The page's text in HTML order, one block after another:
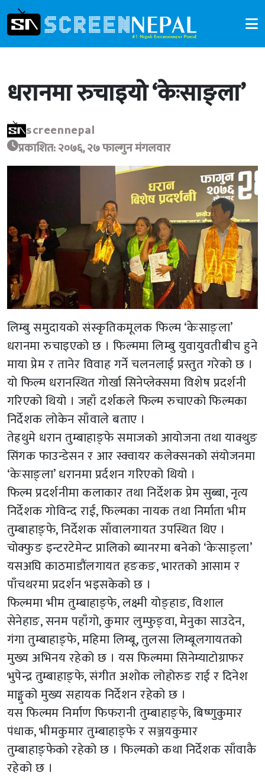
धरानमा रुचाइयो ‘केःसाङ्ला’
screennepal
प्रकाशित: २०७६, २७ फाल्गुन मंगलवार
लिम्बु समुदायको संस्कृतिकमूलक फिल्म ‘केःसाङ्ला’
धरानमा रुचाइएको छ । फिल्ममा लिम्बु युवायुवतीबीच हुने
माया प्रेम र तानेर विवाह गर्ने चलनलाई प्रस्तुत गरेको छ ।
यो फिल्म धरानस्थित गोर्खा सिनेप्लेक्समा विशेष प्रदर्शनी
गरिएको थियो । जहाँ दर्शकले फिल्म रुचाएको फिल्मका
निर्देशक लोकेन साँवाले बताए ।
तेह्रथुमे धरान तुम्बाहाङ्फे समाजको आयोजना तथा याक्थुङ
सिंगक फाउन्डेसन र आर स्क्वायर कलेक्सनको संयोजनमा
‘केःसाङ्ला’ धरानमा प्रर्दशन गरिएको थियो ।
फिल्म प्रदर्शनीमा कलाकार तथा निर्देशक प्रेम सुब्बा, नृत्य
निर्देशक गोविन्द राई, फिल्मका नायक तथा निर्माता भीम
तुम्बाहाङ्फे, निर्देशक साँवालगायत उपस्थित थिए ।
चोक्फुङ इन्टरटेमेन्ट प्रालिको ब्यानरमा बनेको ‘केःसाङ्ला’
यसअघि काठमाडौंलगायत हङकङ, भारतको आसाम र
पाँचथरमा प्रदर्शन भइसकेको छ ।
फिल्ममा भीम तुम्बाहाङ्फे, लक्ष्मी योङ्हाङ, विशाल
सेनेहाङ, सनम पहाँगो, कुमार लुम्फुङ्वा, मेनुका साउदेन,
गंगा तुम्बाहाङ्फे, महिमा लिम्बू, तुलसा लिम्बूलगायतको
मुख्य अभिनय रहेको छ । यस फिल्ममा सिनेम्याटोग्राफर
भुपेन्द्र तुम्बाहाङ्फे, संगीत अशोक लोहोरुङ राई र दिनेश
माङ्मुको मुख्य सहायक निर्देशन रहेको छ ।
यस फिल्मम निर्माण फिफरानी तुम्बाहाङ्फे, बिष्णुकुमार
पंधाक, भीमकुमार तुम्बाहाङ्फे र सञ्जयकुमार
तुम्बाहाङ्फेको रहेको छ । फिल्मको कथा निर्देशक साँवाकै
रहेको छ ।